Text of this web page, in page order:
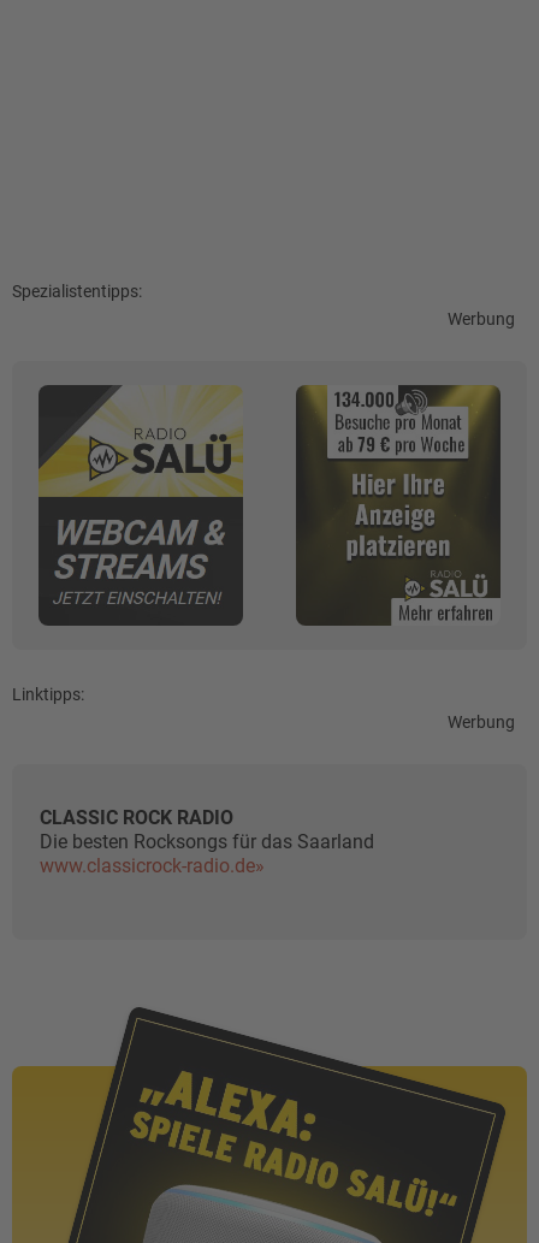
Spezialistentipps:
Werbung
Linktipps:
Werbung
CLASSIC ROCK RADIO
Die besten Rocksongs für das Saarland
www.classicrock-radio.de»